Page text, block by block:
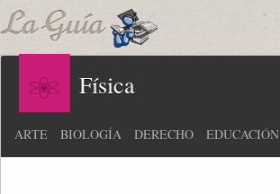
Física
ARTE BIOLOGÍA DERECHO EDUCACIÓN